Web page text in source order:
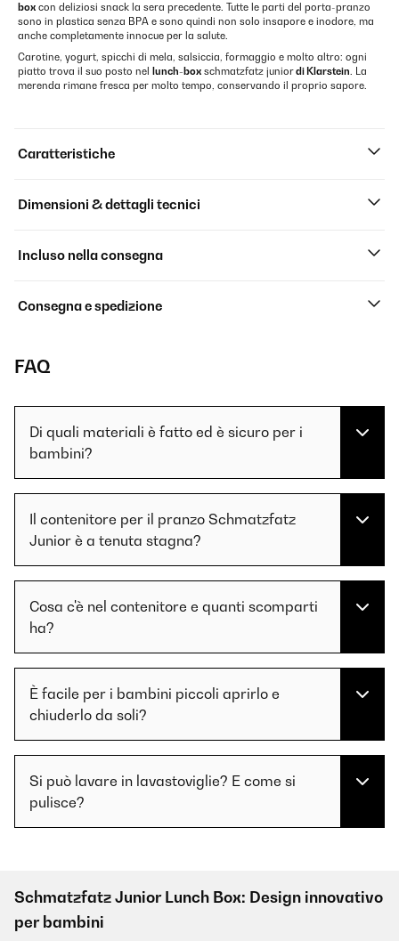
box con deliziosi snack la sera precedente. Tutte le parti del porta-pranzo
sono in plastica senza BPA e sono quindi non solo insapore e inodore, ma
anche completamente innocue per la salute.
Carotine, yogurt, spicchi di mela, salsiccia, formaggio e molto altro: ogni
piatto trova il suo posto nel
lunch-box schmatzfatz juniordi Klarstein. La
merenda rimane fresca per molto tempo, conservando il proprio sapore.
Caratteristiche
Dimensioni & dettagli tecnici
Incluso nella consegna
Consegna e spedizione
FAQ
Di quali materiali è fatto ed è sicuro per i
bambini?
Il contenitore per il pranzo Schmatzfatz
Junior è a tenuta stagna?
Cosa c'è nel contenitore e quanti scomparti
ha?
È facile per i bambini piccoli aprirlo e
chiuderlo da soli?
Si può lavare in lavastoviglie? E come si
pulisce?
Schmatzfatz Junior Lunch Box: Design innovativo
per bambini